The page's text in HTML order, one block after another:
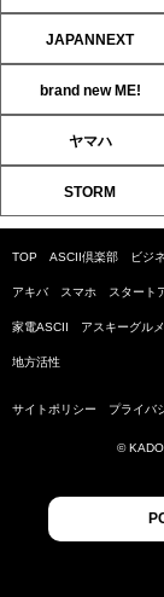
JAPANNEXT
brand new ME!
ヤマハ
STORM
TOP ASCII倶楽部 ビジ
アキバ スマホ スタート
家電ASCII アスキーグルメ
地方活性
サイトポリシー プライバ
©